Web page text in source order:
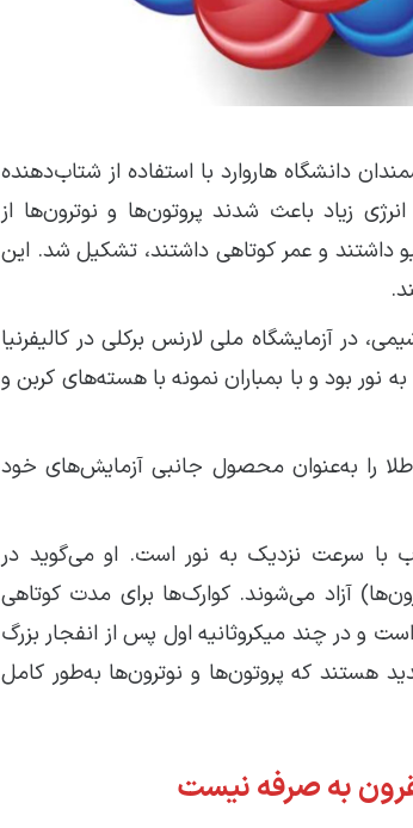
گزارش شد. در آن زمان، دانشمندان دانشگاه هاروارد با استفاده از شتاب‌دهنده
زیاد باعث شدند پروتون‌ها و نوترون‌ها از
داشتند و عمر کوتاهی داشتند، تشکیل شد. این
در آزمایشگاه ملی لارنس برکلی در کالیفرنیا
بود و با بمباران نمونه با هسته‌های کربن و
را به‌عنوان محصول جانبی آزمایش‌های خود
با سرعت نزدیک به نور است. او می‌گوید در
آزاد می‌شوند. کوارک‌ها برای مدت کوتاهی
و در چند میکروثانیه اول پس از انفجار بزرگ
هستند که پروتون‌ها و نوترون‌ها به‌طور کامل
به صرفه نیست